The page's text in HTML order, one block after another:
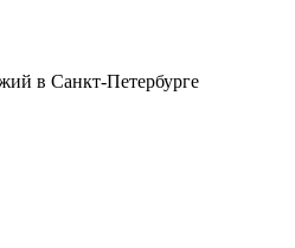
в Санкт-Петербурге